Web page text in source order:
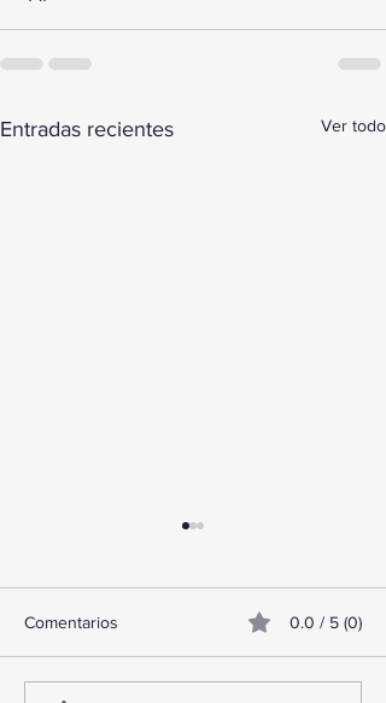
Entradas recientes Ver todo
Comentarios 0.0 / 5 (0)